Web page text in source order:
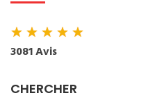
★★★★★
3081 Avis
CHERCHER